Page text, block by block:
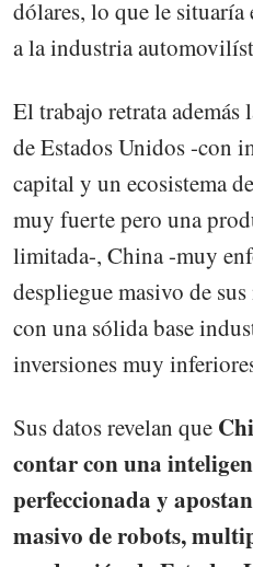
dólares, lo que le situaría
a la industria
El trabajo retrata además
de Estados Unidos -con
capital y un ecosistema
muy fuerte pero una
limitada-, China -muy
despliegue masivo de
con una sólida base
inversiones muy
Sus datos revelan que
contar con una
perfeccionada y
masivo de robots,